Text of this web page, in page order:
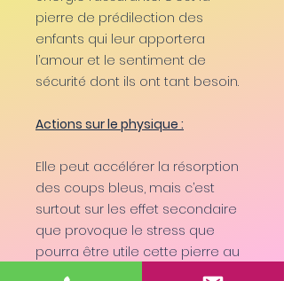
pierre de prédilection des
enfants qui leur apportera
l’amour et le sentiment de
sécurité dont ils ont tant besoin.
Actions sur le physique :
Elle peut accélérer la résorption
des coups bleus, mais c’est
surtout sur les effet secondaire
que provoque le stress que
pourra être utile cette pierre au
niveau physique, comme par